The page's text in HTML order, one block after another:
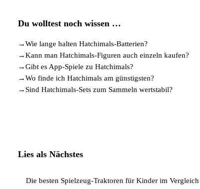
Du wolltest noch wissen …
→Wie lange halten Hatchimals-Batterien?
→Kann man Hatchimals-Figuren auch einzeln kaufen?
→Gibt es App-Spiele zu Hatchimals?
→Wo finde ich Hatchimals am günstigsten?
→ Sind Hatchimals-Sets zum Sammeln wertstabil?
Lies als Nächstes
Die besten Spielzeug-Traktoren für Kinder im Vergleich